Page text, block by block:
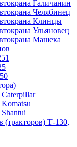
Галичанин
Челябинец
Клинцы
Ульяновец
Машека
Caterpillar
Komatsu
(тракторов) Т-130,